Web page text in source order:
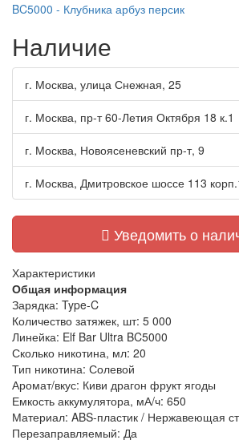
BC5000 - Клубника арбуз персик
Наличие
г. Москва, улица Снежная, 25
г. Москва, пр-т 60-Летия Октября 18 к.1
г. Москва, Новоясеневский пр-т, 9
г. Москва, Дмитровское шоссе 113
Уведомить о
Характеристики
Общая информация
Зарядка: Type-C
Количество затяжек, шт: 5 000
Линейка: Elf Bar Ultra BC5000
Сколько никотина, мл: 20
Тип никотина: Солевой
Аромат/вкус: Киви драгон фрукт ягоды
Емкость аккумулятора, мА/ч: 650
Материал: ABS-пластик / Нержавеющая
Перезаправляемый: Да